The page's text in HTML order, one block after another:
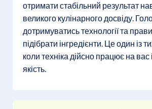
отримати стабільний результат
великого кулінарного досвіду.
дотримуватись технології та
підібрати інгредієнти. Це один із
коли техніка дійсно працює на вас
якість.